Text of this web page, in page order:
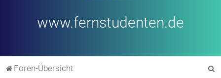
www.fernstudenten.de
Foren-Übersicht